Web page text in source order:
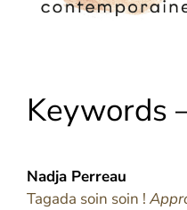
Keywords
Nadja Perreau
Tagada soin soin !